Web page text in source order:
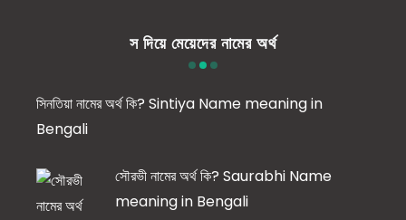
স দিয়ে মেয়েদের নামের অর্থ
সিনতিয়া নামের অর্থ কি? Sintiya Name meaning in
Bengali
সৌরভী নামের অর্থ কি? Saurabhi Name
meaning in Bengali